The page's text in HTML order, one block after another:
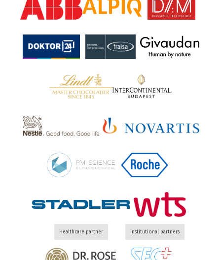
Healthcare partner Institutional partners